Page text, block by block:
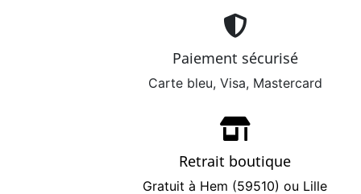
Paiement sécurisé
Carte bleu, Visa, Mastercard
Retrait boutique
Gratuit à Hem (59510) ou Lille